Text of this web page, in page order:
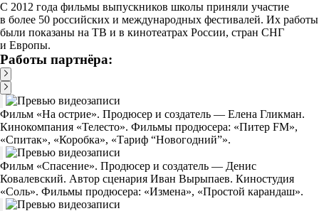
С 2012 года фильмы выпускников школы приняли участие
в более 50 российских и международных фестивалей. Их работы
были показаны на ТВ и в кинотеатрах России, стран СНГ
и Европы.
Работы партнёра:
Фильм «На острие». Продюсер и создатель — Елена Гликман.
Кинокомпания «Телесто». Фильмы продюсера: «Питер FM»,
«Спитак», «Коробка», «Тариф “Новогодний”».
Фильм «Спасение». Продюсер и создатель — Денис
Ковалевский. Автор сценария Иван Вырыпаев. Киностудия
«Соль». Фильмы продюсера: «Измена», «Простой карандаш».